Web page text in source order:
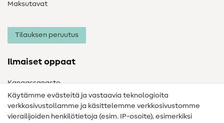
Maksutavat
Tilauksen peruutus
Ilmaiset oppaat
Kangassanasto
Ompelusanasto
Ompeluohjeet
Käytämme evästeitä ja vastaavia teknologioita
verkkosivustollamme ja käsittelemme verkkosivustomme
vierailijoiden henkilötietoja (esim. IP-osoite), esimerkiksi